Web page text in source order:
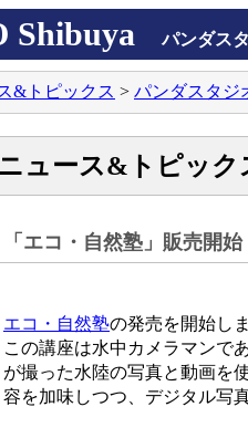
Shibuya パンダス
&トピックス > パンダスタジ
ニュース&トピック
「エコ・自然塾」販売開始
エコ・自然塾の発売を開始し
この講座は水中カメラマンで
が撮った水陸の写真と動画を
容を加味しつつ、デジタル写